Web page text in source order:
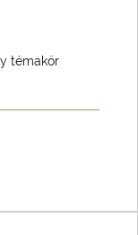
témakör